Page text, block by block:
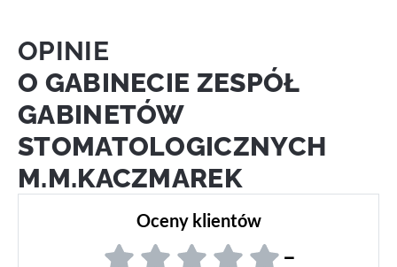
OPINIE
O GABINECIE ZESPÓŁ
GABINETÓW
STOMATOLOGICZNYCH
M.M.KACZMAREK
Oceny klientów
–